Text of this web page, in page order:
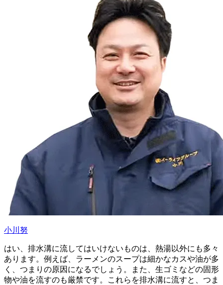
小川努
はい、排水溝に流してはいけないものは、熱湯以外にも多々
あります。例えば、ラーメンのスープは細かなカスや油が多
く、つまりの原因になるでしょう。また、生ゴミなどの固形
物や油を流すのも厳禁です。これらを排水溝に流すと、つま